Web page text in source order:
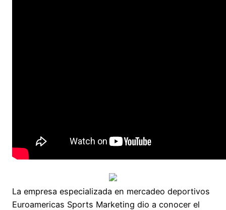
La empresa especializada en mercadeo deportivos
Euroamericas Sports Marketing dio a conocer el